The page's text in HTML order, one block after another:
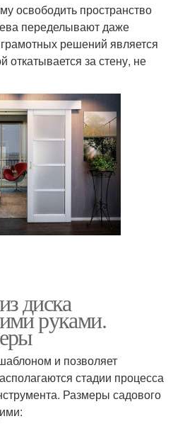
освободить пространство
переделывают даже
решений является
откатывается за стену, не
диска
руками.
и позволяет
стадии процесса
Размеры садового